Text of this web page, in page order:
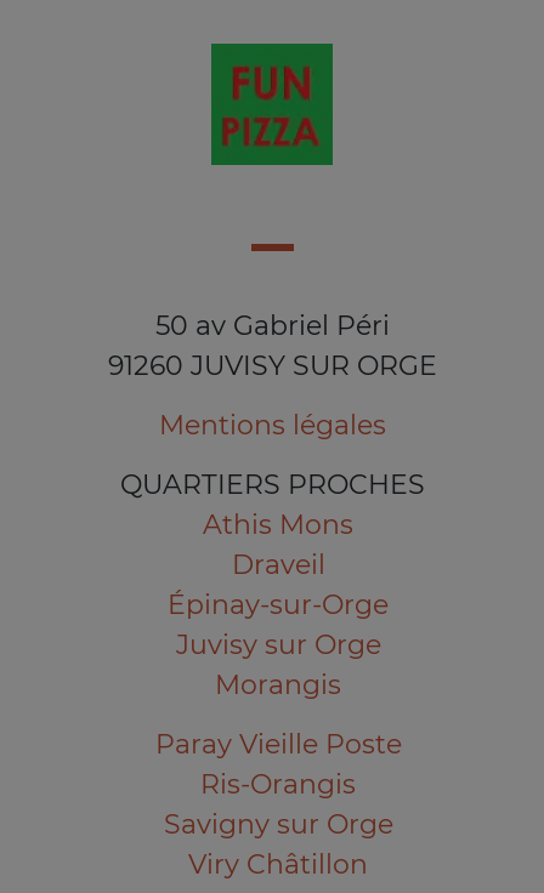
50 av Gabriel Péri
91260 JUVISY SUR ORGE
Mentions légales
QUARTIERS PROCHES
Athis Mons
Draveil
Épinay-sur-Orge
Juvisy sur Orge
Morangis
Paray Vieille Poste
Ris-Orangis
Savigny sur Orge
Viry Châtillon